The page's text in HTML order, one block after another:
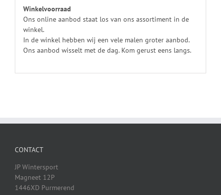
Winkelvoorraad
Ons online aanbod staat los van ons assortiment in de
winkel.
In de winkel hebben wij een vele malen groter aanbod.
Ons aanbod wisselt met de dag. Kom gerust eens langs.
CONTACT
JP Wintersport
Magneet 12P
1446XD Purmerend